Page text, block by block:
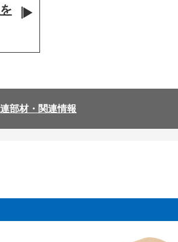
部材・関連情報